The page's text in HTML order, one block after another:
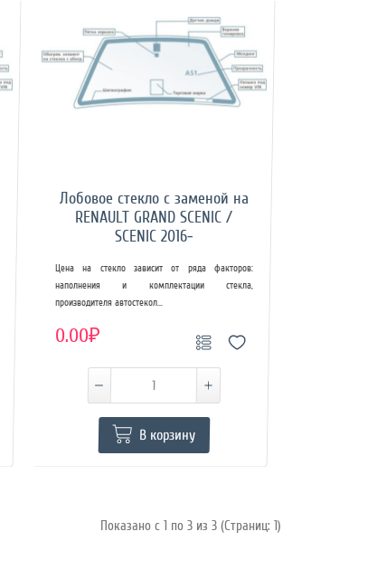
Лобовое стекло с заменой на
RENAULT GRAND SCENIC /
SCENIC 2016-
Цена на стекло зависит от ряда факторов:
наполнения и комплектации стекла,
производителя автостекол...
0.00₽
В корзину
Показано с 1 по 3 из 3 (Страниц: 1)